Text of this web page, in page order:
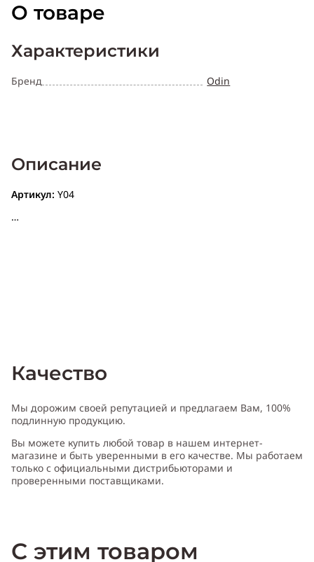
О товаре
Характеристики
Бренд Odin
Описание
Артикул: Y04
Качество
Мы дорожим своей репутацией и предлагаем Вам, 100%
подлинную продукцию.
Вы можете купить любой товар в нашем интернет-
магазине и быть уверенными в его качестве. Мы работаем
только с официальными дистрибьюторами и
проверенными поставщиками.
С этим товаром